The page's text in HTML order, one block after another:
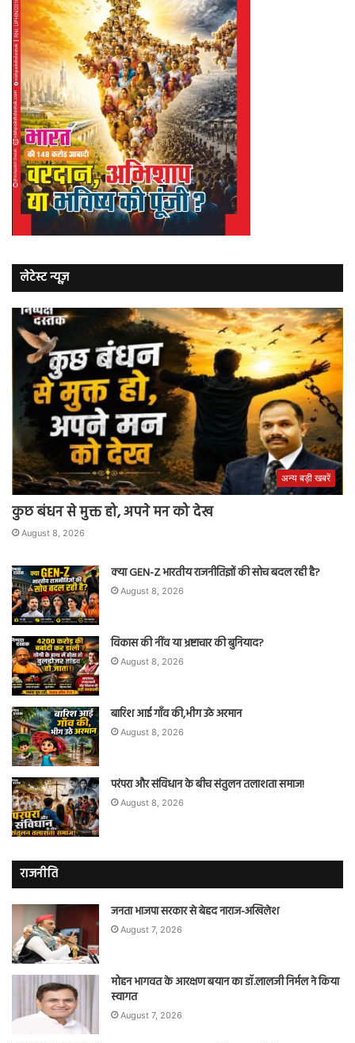
लेटेस्ट न्यूज़
अन्य बड़ी खबरें
कुछ बंधन से मुक्त हो, अपने मन को देख
August 8, 2026
क्या GEN-Z भारतीय राजनीतिज्ञों की सोच बदल रही है?
August 8, 2026
विकास की नींव या भ्रष्टाचार की बुनियाद?
August 8, 2026
बारिश आई गाँव की,भीग उठे अरमान
August 8, 2026
परंपरा और संविधान के बीच संतुलन तलाशता समाज!
August 8, 2026
राजनीति
जनता भाजपा सरकार से बेहद नाराज-अखिलेश
August 7, 2026
मोहन भागवत के आरक्षण बयान का डॉ.लालजी निर्मल ने किया
स्वागत
August 7, 2026